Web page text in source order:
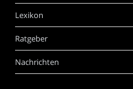
Lexikon
Ratgeber
Nachrichten